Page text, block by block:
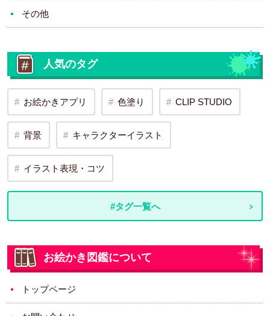
その他
人気のタグ
お絵かきアプリ 色塗り CLIP STUDIO
背景 キャラクターイラスト
イラスト表現・コツ
#タグ一覧へ
お絵かき図鑑について
トップページ